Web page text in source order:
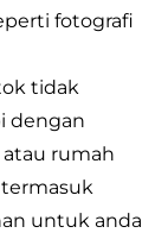
fotografi
tidak
dengan
rumah
untuk anda